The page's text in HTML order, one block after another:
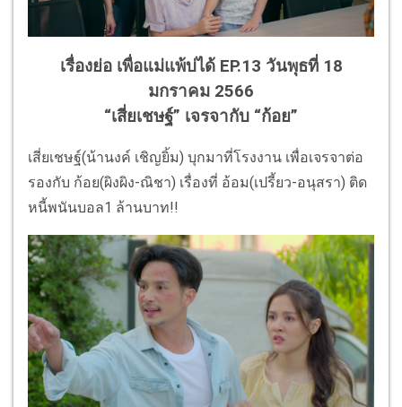
เรื่องย่อ เพื่อแม่แพ้บ่ได้ EP.13 วันพุธที่ 18
มกราคม 2566
“เสี่ยเชษฐ์” เจรจากับ “ก้อย”
เสี่ยเชษฐ์(น้านงค์ เชิญยิ้ม) บุกมาที่โรงงาน เพื่อเจรจาต่อ
รองกับ ก้อย(ผิงผิง-ณิชา) เรื่องที่ อ้อม(เปรี้ยว-อนุสรา) ติด
หนี้พนันบอล1 ล้านบาท!!